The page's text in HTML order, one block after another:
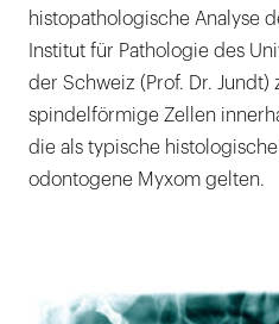
histopathologische Analyse
Institut für Pathologie des
der Schweiz (Prof. Dr. Jundt)
spindelförmige Zellen
die als typische
odontogene Myxom gelten.